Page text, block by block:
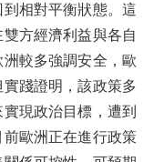
相對平衡狀態。這
方經濟利益與各自
較多強調安全，歐
踐證明，該政策多
現政治目標，遭到
歐洲正在進行政策